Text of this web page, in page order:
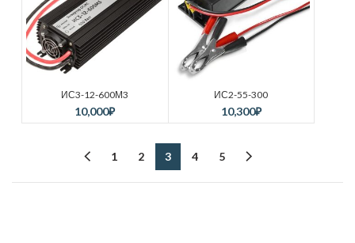
ИС3-12-600М3
10,000₽
ИС2-55-300
10,300₽
1 2 3 4 5